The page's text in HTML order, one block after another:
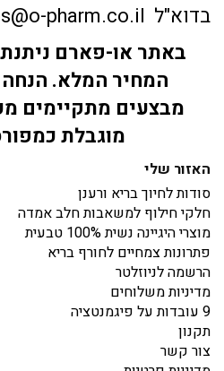
בדוא"ל sales@o-pharm.co.il
באתר או-פארם
המחיר המלא. הנחה
מבצעים מתקיימים
מוגבלת
האזור שלי
סודות לחיוך בריא ורענן
חלקי חילוף למשאבות חלב אמדה
מוצרי היגיינה נשית 100% טבעית
פתרונות צמחיים לחורף בריא
הרשמה לניוזלטר
מדיניות משלוחים
9 עובדות על פיגמנטציה
תקנון
צור קשר